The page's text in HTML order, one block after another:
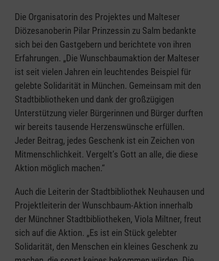
Die Organisatorin des Projektes und Malteser
Diözesanoberin Pilar Prinzessin zu Salm bedankte
sich bei den Gastgebern und berichtete von ihren
Erfahrungen. „Die Wunschbaumaktion der Malteser
ist seit vielen Jahren ein leuchtendes Beispiel für
gelebte Solidarität in München. Gemeinsam mit den
Stadtbibliotheken und dank der großzügigen
Unterstützung vieler Bürgerinnen und Bürger durften
wir bereits tausende Herzenswünsche erfüllen.
Jeder Beitrag, jedes Geschenk ist ein Zeichen von
Mitmenschlichkeit. Vergelt’s Gott an alle, die diese
Aktion möglich machen.“
Auch die Leiterin der Stadtbibliothek Neuhausen und
Projektleiterin der Wunschbaum-Aktion innerhalb
der Münchner Stadtbibliotheken, Viola Miltner, freut
sich auf die Aktion. „Es ist ein Stück gelebter
Solidarität, den Menschen ein kleines Geschenk zu